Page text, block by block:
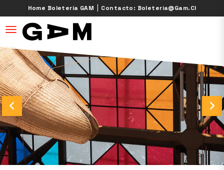
Home Boletería GAM | Contacto: Boleteria@gam.cl
desplegar navegación